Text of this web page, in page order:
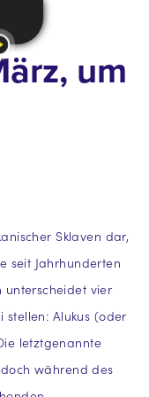
um
Sklaven dar,
seit Jahrhunderten
vier
Alukus (oder
letztgenannte
während des